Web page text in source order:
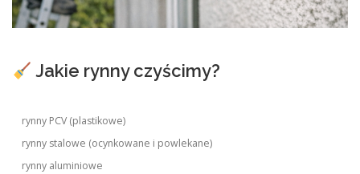
Jakie rynny czyścimy?
rynny PCV (plastikowe)
rynny stalowe (ocynkowane i powlekane)
rynny aluminiowe